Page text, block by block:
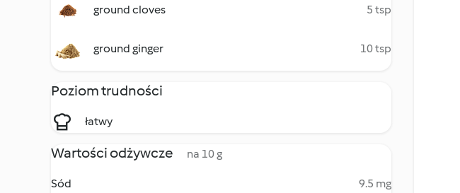
ground cloves 5 tsp
ground ginger 10 tsp
Poziom trudności
łatwy
Wartości odżywcze na 10 g
Sód
9.5 mg